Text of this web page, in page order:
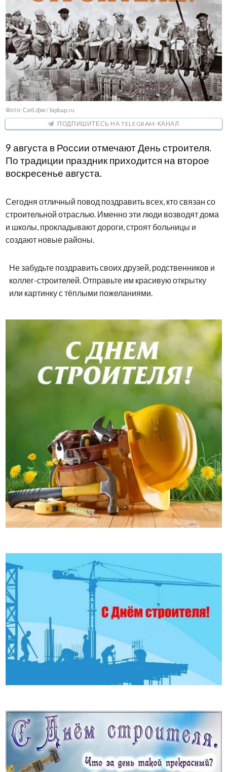
Фото: Сиб.фм / bipbap.ru
ПОДПИШИТЕСЬ НА TELEGRAM-КАНАЛ
9 августа в России отмечают День строителя.
По традиции праздник приходится на второе
воскресенье августа.
Сегодня отличный повод поздравить всех, кто связан со
строительной отраслью. Именно эти люди возводят дома
и школы, прокладывают дороги, строят больницы и
создают новые районы.
Не забудьте поздравить своих друзей, родственников и
коллег-строителей. Отправьте им красивую открытку
или картинку с тёплыми пожеланиями.